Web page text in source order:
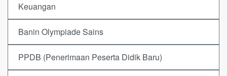
Keuangan
Banin Olympiade Sains
PPDB (Penerimaan Peserta Didik Baru)